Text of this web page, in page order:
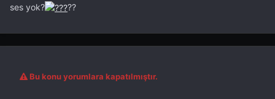
ses yok?
??
Bu konu yorumlara kapatılmıştır.